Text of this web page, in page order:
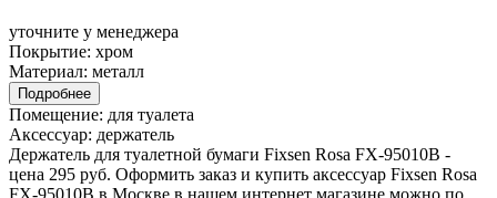
уточните у менеджера
Покрытие: хром
Материал: металл
Подробнее
Помещение: для туалета
Аксессуар: держатель
Держатель для туалетной бумаги Fixsen Rosa FX-95010B -
цена 295 руб. Оформить заказ и купить аксессуар Fixsen Rosa
FX-95010B в Москве в нашем интернет магазине можно по